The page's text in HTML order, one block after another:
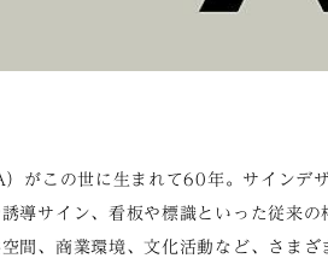
がこの世に生まれて60年。サインデ
導サイン、看板や標識といった従来
間、商業環境、文化活動など、さま